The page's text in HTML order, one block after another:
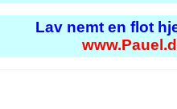
Lav nemt en flot